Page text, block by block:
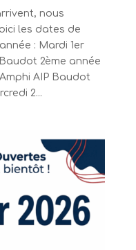
nous
les dates de
: Mardi 1er
2ème année
AIP Baudot
2...